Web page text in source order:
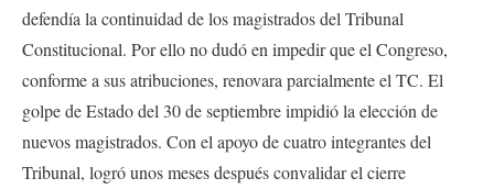
defendía la continuidad de los magistrados del Tribunal
Constitucional. Por ello no dudó en impedir que el Congreso,
conforme a sus atribuciones, renovara parcialmente el TC. El
golpe de Estado del 30 de septiembre impidió la elección de
nuevos magistrados. Con el apoyo de cuatro integrantes del
Tribunal, logró unos meses después convalidar el cierre